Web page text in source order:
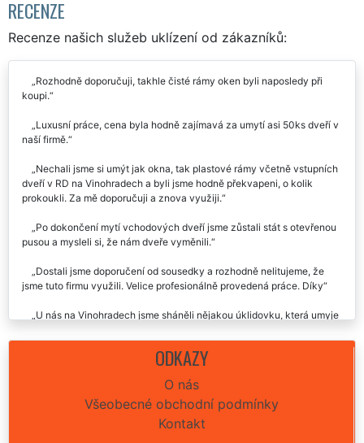
RECENZE
Recenze našich služeb uklízení od zákazníků:
Rozhodně doporučuji, takhle čisté rámy oken byli naposledy při
Luxusní práce, cena byla hodně zajímavá za umytí asi 50ks dveří v
naší firmě.
Nechali jsme si umýt jak okna, tak plastové rámy včetně vstupních
dveří v RD na Vinohradech a byli jsme hodně překvapeni, o kolik
Po dokončení mytí vchodových dveří jsme zůstali stát s otevřenou
zašlé plastové rámy oken u babičky a našeho výběru nelitujem. Přijely
2 děvčata v krásných svítivých tričkách a bylo na první pohled jasné,
že své práci rozumí. V takhle čisté rámy a okna jsme snad ani
ODKAZY